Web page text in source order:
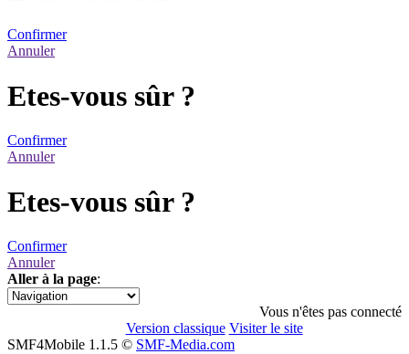
Confirmer
Annuler
Etes-vous sûr ?
Confirmer
Annuler
Etes-vous sûr ?
Confirmer
Annuler
Aller à la page:
1
Vous n'êtes pas connecté
Version classique Visiter le site
SMF4Mobile 1.1.5 © SMF-Media.com